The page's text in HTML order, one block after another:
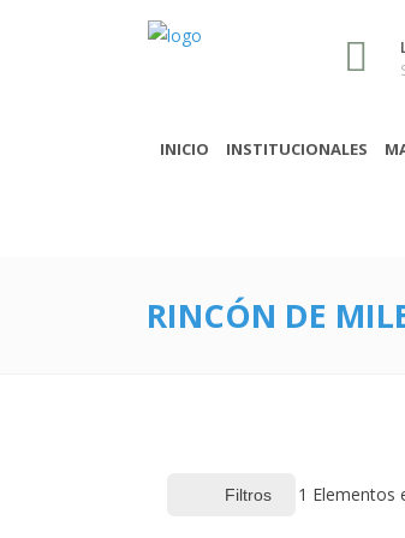
INICIO INSTITUCIONALES
RINCÓN DE
Filtros 1 Elementos